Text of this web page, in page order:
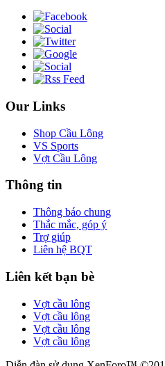
Our Links
Shop Cầu Lông
VS Sports
Vợt Cầu Lông
Thông tin
Thông báo chung
Thắc mắc, góp ý
Trợ giúp
Liên hệ BQT
Liên kết bạn bè
Vợt cầu lông
Vợt cầu lông
Vợt cầu lông
Vợt cầu lông